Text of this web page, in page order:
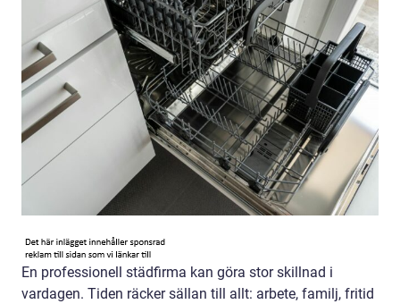
En professionell städfirma kan göra stor skillnad i
vardagen. Tiden räcker sällan till allt: arbete, familj, fritid